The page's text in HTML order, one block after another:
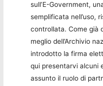
sull’E-Government,
semplificata nell’uso,
controllata. Come già
meglio dell’Archivio
introdotto la firma
qui presentarvi alcuni
assunto il ruolo di